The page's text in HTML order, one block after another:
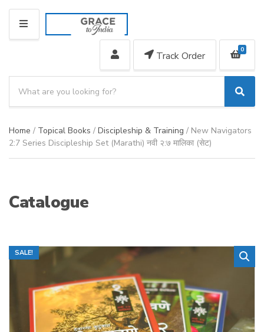
M
E
a
e
g
o
n
a
c
h
p
d
u
:
S
e
r
h
Track Order 0
Home / Topical Books / Discipleship & Training / New Navigators
2:7 Series Discipleship Set (Marathi) नवी २:७ मालिका (सेट)
Catalogue
SALE!